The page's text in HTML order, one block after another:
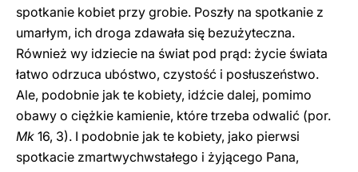
spotkanie kobiet przy grobie. Poszły na spotkanie z
umarłym, ich droga zdawała się bezużyteczna.
Również wy idziecie na świat pod prąd: życie świata
łatwo odrzuca ubóstwo, czystość i posłuszeństwo.
Ale, podobnie jak te kobiety, idźcie dalej, pomimo
obawy o ciężkie kamienie, które trzeba odwalić (por.
Mk 16, 3). I podobnie jak te kobiety, jako pierwsi
spotkacie zmartwychwstałego i żyjącego Pana,